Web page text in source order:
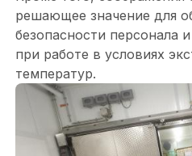
решающее значение для
безопасности персонала
при работе в условиях
температур.